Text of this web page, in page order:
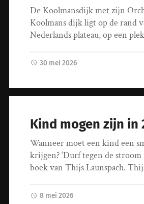
De Koolmansdijk met zijn
Koolmans dijk ligt op de rand
Nederlands plateau, op een
30 mei 2026
Kind mogen zijn in
Wanneer moet een kind een
krijgen? ‘Durf tegen de stroom
boek van Thijs Launspach.
8 mei 2026